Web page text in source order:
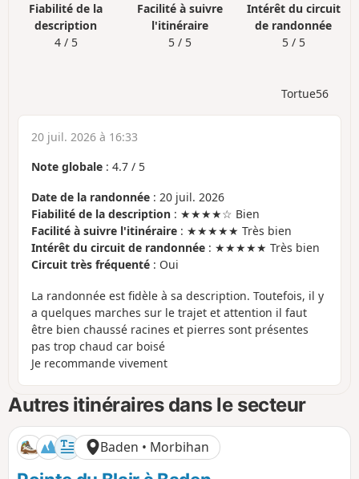
Fiabilité de la
description
4 / 5
Facilité à suivre
l'itinéraire
5 / 5
Intérêt du circuit
de randonnée
5 / 5
Tortue56
20 juil. 2026 à 16:33
Note globale : 4.7 / 5
Date de la randonnée : 20 juil. 2026
Fiabilité de la description : ★★★★☆ Bien
Facilité à suivre l'itinéraire : ★★★★★ Très bien
Intérêt du circuit de randonnée : ★★★★★ Très bien
Circuit très fréquenté : Oui
La randonnée est fidèle à sa description. Toutefois, il y
a quelques marches sur le trajet et attention il faut
être bien chaussé racines et pierres sont présentes
pas trop chaud car boisé
Je recommande vivement
Autres itinéraires dans le secteur
Baden • Morbihan